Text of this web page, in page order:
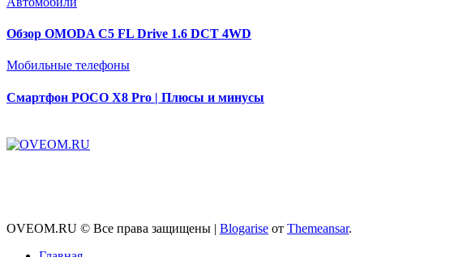
Обзор OMODA C5 FL Drive 1.6 DCT 4WD
Мобильные телефоны
Смартфон POCO X8 Pro | Плюсы и минусы
OVEOM.RU © Все права защищены | Blogarise от Themeansar.